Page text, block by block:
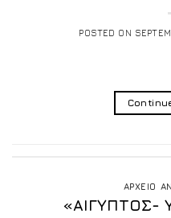
POSTED ON
ΑΡΧΕΙΟ
«ΑΙΓΥΠΤΟΣ-